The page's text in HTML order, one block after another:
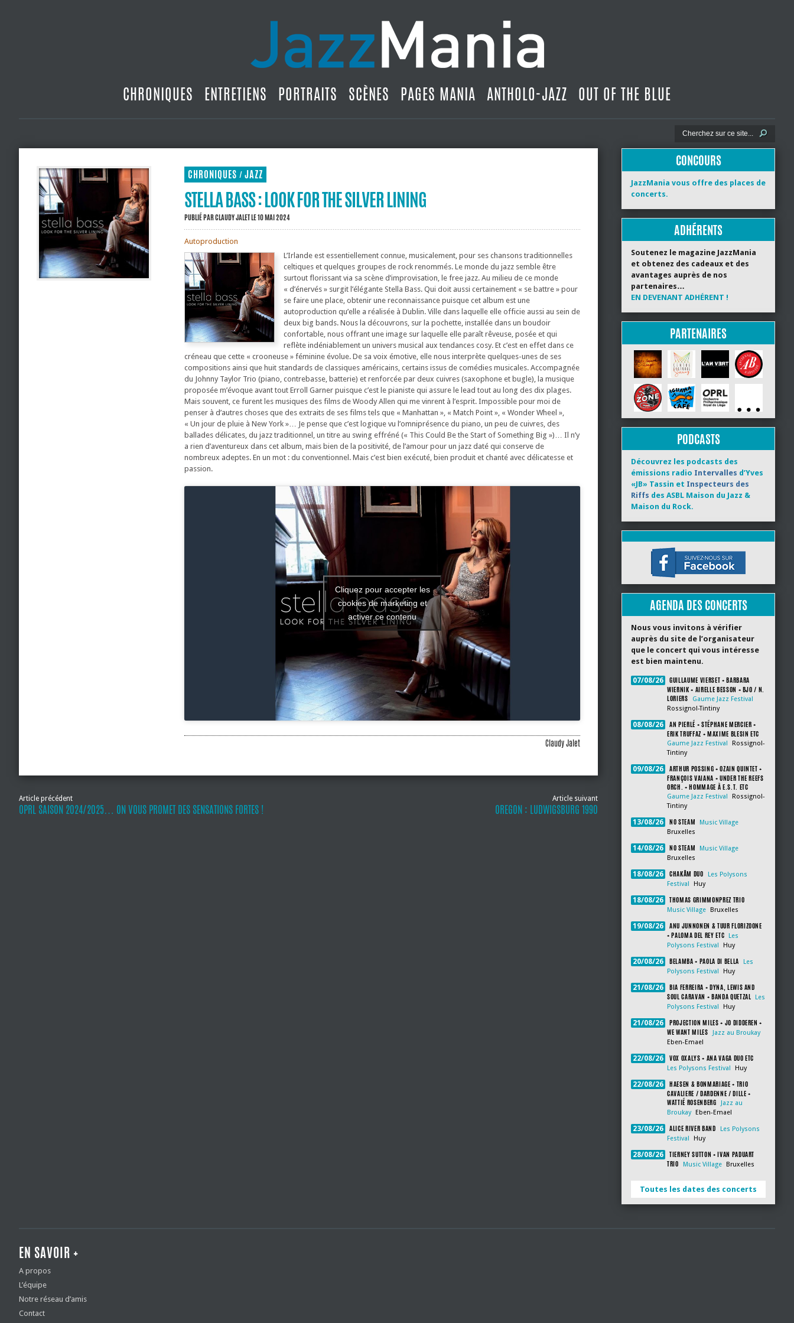
CHRONIQUES ENTRETIENS PORTRAITS SCÈNES PAGES MANIA ANTHOLO-JAZZ OUT OF THE BLUE
CHRONIQUES / JAZZ
STELLA BASS : LOOK FOR THE SILVER LINING
PUBLIÉ PARCLAUDY JALETLE 10 MAI 2024
Autoproduction
L’Irlande est essentiellement connue, musicalement, pour ses chansons traditionnelles
celtiques et quelques groupes de rock renommés. Le monde du jazz semble être
surtout florissant via sa scène d’improvisation, le free jazz. Au milieu de ce monde
« d’énervés » surgit l’élégante Stella Bass. Qui doit aussi certainement « se battre » pour
se faire une place, obtenir une reconnaissance puisque cet album est une
autoproduction qu’elle a réalisée à Dublin. Ville dans laquelle elle officie aussi au sein de
deux big bands. Nous la découvrons, sur la pochette, installée dans un boudoir
confortable, nous offrant une image sur laquelle elle paraît rêveuse, posée et qui
reflète indéniablement un univers musical aux tendances cosy. Et c’est en effet dans ce
créneau que cette « crooneuse » féminine évolue. De sa voix émotive, elle nous interprète quelques-unes de ses
compositions ainsi que huit standards de classiques américains, certains issus de comédies musicales. Accompagnée
du Johnny Taylor Trio (piano, contrebasse, batterie) et renforcée par deux cuivres (saxophone et bugle), la musique
proposée m’évoque avant tout Erroll Garner puisque c’est le pianiste qui assure le lead tout au long des dix plages.
Mais souvent, ce furent les musiques des films de Woody Allen qui me vinrent à l’esprit. Impossible pour moi de
penser à d’autres choses que des extraits de ses films tels que « Manhattan », « Match Point », « Wonder Wheel »,
« Un jour de pluie à New York »… Je pense que c’est logique vu l’omniprésence du piano, un peu de cuivres, des
ballades délicates, du jazz traditionnel, un titre au swing effréné (« This Could Be the Start of Something Big »)… Il n’y
a rien d’aventureux dans cet album, mais bien de la positivité, de l’amour pour un jazz daté qui conserve de
nombreux adeptes. En un mot : du conventionnel. Mais c’est bien exécuté, bien produit et chanté avec délicatesse et
passion.
Cliquez pour accepter les
cookies de marketing et
activer ce contenu
Claudy Jalet
Article précédent
OPRL SAISON 2024/2025… ON VOUS PROMET DES SENSATIONS FORTES !
Article suivant
OREGON : LUDWIGSBURG 1990
CONCOURS
JazzMania vous offre des places de
concerts.
ADHÉRENTS
Soutenez le magazine JazzMania
et obtenez des cadeaux et des
avantages auprès de nos
partenaires…
EN DEVENANT ADHÉRENT !
PARTENAIRES
PODCASTS
Découvrez les podcasts des
émissions radio Intervalles d’Yves
«JB» Tassin et Inspecteurs des
Riffs des ASBL Maison du Jazz &
Maison du Rock.
AGENDA DES CONCERTS
Nous vous invitons à vérifier
auprès du site de l’organisateur
que le concert qui vous intéresse
est bien maintenu.
07/08/26
GUILLAUME VIERSET + BARBARA
WIERNIK + AIRELLE BESSON + BJO / N.
LORIERS
Gaume Jazz Festival
Rossignol-Tintiny
08/08/26
AN PIERLÉ + STÉPHANE MERCIER +
ERIK TRUFFAZ + MAXIME BLESIN ETC
Gaume Jazz Festival
Rossignol-
Tintiny
09/08/26
ARTHUR POSSING + OZAIN QUINTET +
FRANÇOIS VAIANA + UNDER THE REEFS
ORCH. + HOMMAGE À E.S.T. ETC
Gaume Jazz Festival
Rossignol-
Tintiny
13/08/26 NO STEAM
Music Village
Bruxelles
14/08/26 NO STEAM
Music Village
Bruxelles
18/08/26 CHAKÂM DUO
Les Polysons
Festival
Huy
18/08/26 THOMAS GRIMMONPREZ TRIO
Music Village Bruxelles
19/08/26
ANU JUNNONEN & TUUR FLORIZOONE
+ PALOMA DEL REY ETC
Les
Polysons Festival
Huy
20/08/26 BELAMBA + PAOLA DI BELLA
Les
Polysons Festival
Huy
21/08/26
BIA FERREIRA + DYNA, LEWIS AND
SOUL CARAVAN + BANDA QUETZAL
Les
Polysons Festival
Huy
21/08/26
PROJECTION MILES + JO DIDDEREN +
WE WANT MILES
Jazz au Broukay
Eben-Emael
22/08/26 VOX OXALYS + ANA VAGA DUO ETC
Les Polysons Festival Huy
22/08/26
HAESEN & BONMARIAGE + TRIO
CAVALIERE / DARDENNE / DILLE +
WATTIÉ ROSENBERG
Jazz au
Broukay
Eben-Emael
23/08/26 ALICE RIVER BAND
Les Polysons
Festival
Huy
28/08/26
TIERNEY SUTTON + IVAN PADUART
TRIO
Music Village Bruxelles
Toutes les dates des concerts
EN SAVOIR +
A propos
L’équipe
Notre réseau d’amis
Contact